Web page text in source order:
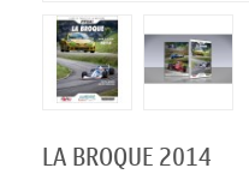
LA BROQUE 2014